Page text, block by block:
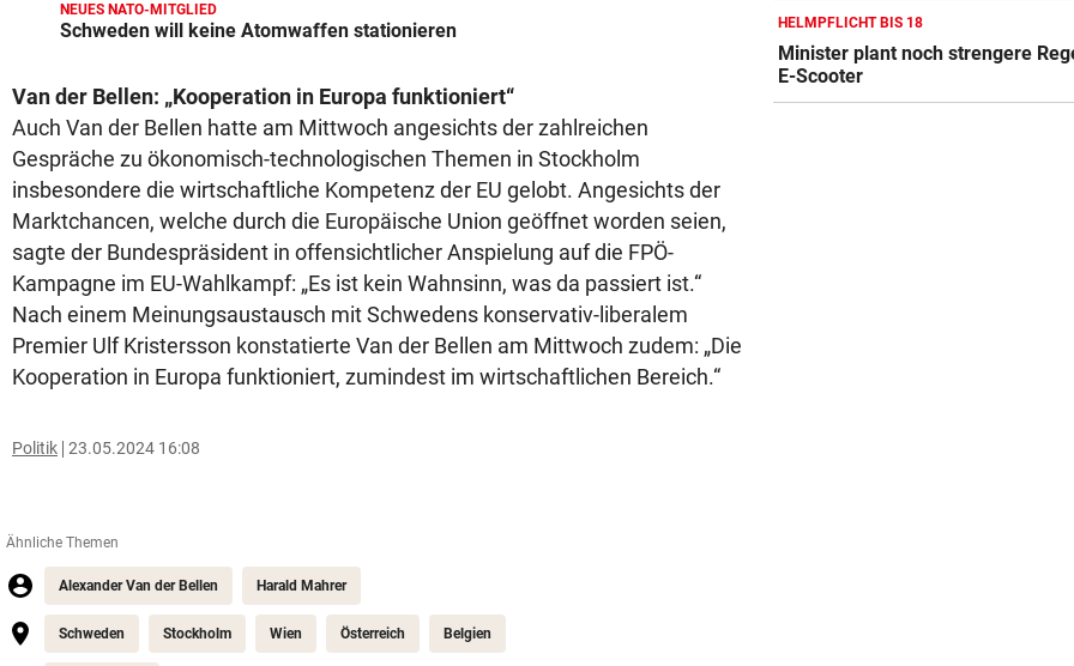
NEUES NATO-MITGLIED
Schweden will keine Atomwaffen stationieren
Van der Bellen: „Kooperation in Europa funktioniert“
Auch Van der Bellen hatte am Mittwoch angesichts der zahlreichen
Gespräche zu ökonomisch-technologischen Themen in Stockholm
insbesondere die wirtschaftliche Kompetenz der EU gelobt. Angesichts der
Marktchancen, welche durch die Europäische Union geöffnet worden seien,
sagte der Bundespräsident in offensichtlicher Anspielung auf die FPÖ-
Kampagne im EU-Wahlkampf: „Es ist kein Wahnsinn, was da passiert ist.“
Nach einem Meinungsaustausch mit Schwedens konservativ-liberalem
Premier Ulf Kristersson konstatierte Van der Bellen am Mittwoch zudem: „Die
Kooperation in Europa funktioniert, zumindest im wirtschaftlichen Bereich.“
Politik 23.05.2024 16:08
Ähnliche Themen
Alexander Van der Bellen Harald Mahrer
Schweden Stockholm Wien Österreich Belgien
URSACHE WOHL BEKANNT
Wohnungsbrand mitten in
Bewohner evakuiert
HELMPFLICHT BIS 18
Minister plant noch strengere
E-Scooter